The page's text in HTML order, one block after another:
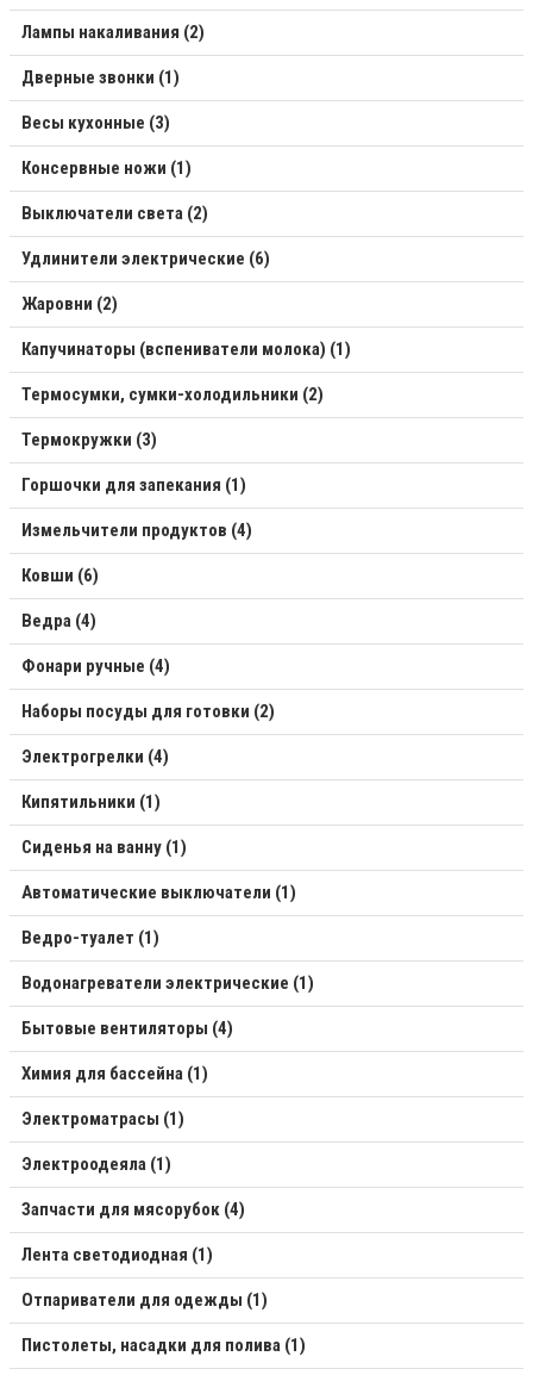
Лампы накаливания (2)
Дверные звонки (1)
Весы кухонные (3)
Консервные ножи (1)
Выключатели света (2)
Удлинители электрические (6)
Жаровни (2)
Капучинаторы (вспениватели молока) (1)
Термосумки, сумки-холодильники (2)
Термокружки (3)
Горшочки для запекания (1)
Измельчители продуктов (4)
Ковши (6)
Ведра (4)
Фонари ручные (4)
Наборы посуды для готовки (2)
Электрогрелки (4)
Кипятильники (1)
Сиденья на ванну (1)
Автоматические выключатели (1)
Ведро-туалет (1)
Водонагреватели электрические (1)
Бытовые вентиляторы (4)
Химия для бассейна (1)
Электроматрасы (1)
Электроодеяла (1)
Запчасти для мясорубок (4)
Лента светодиодная (1)
Отпариватели для одежды (1)
Пистолеты, насадки для полива (1)